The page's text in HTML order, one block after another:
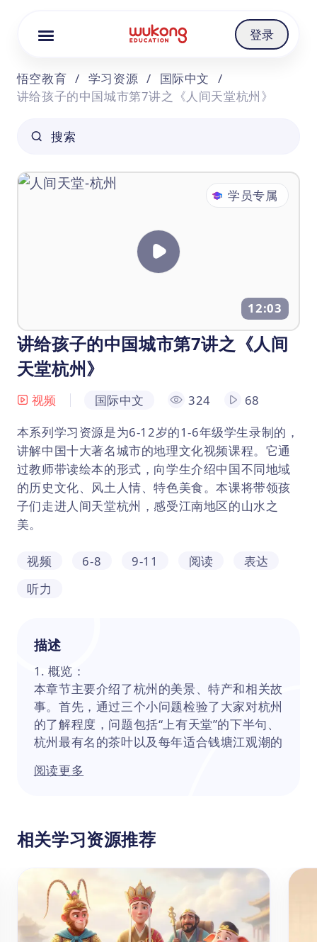
登录
悟空教育 / 学习资源 / 国际中文
/
讲给孩子的中国城市第7讲之《人间天堂杭州》
搜索
讲给孩子的中国城市第7讲之《人间
天堂杭州》
视频 国际中文 324
68
本系列学习资源是为6-12岁的1-6年级学生录制的，
讲解中国十大著名城市的地理文化视频课程。它通
过教师带读绘本的形式，向学生介绍中国不同地域
的历史文化、风土人情、特色美食。本课将带领孩
子们走进人间天堂杭州，感受江南地区的山水之
美。
视频 6-8 9-11 阅读
表达
听力
学员专属
12:03
描述
1. 概览：
本章节主要介绍了杭州的美景、特产和相关故
事。首先，通过三个小问题检验了大家对杭州
的了解程度，问题包括“上有天堂”的下半句、
杭州最有名的茶叶以及每年适合钱塘江观潮的
《白蛇传》相关故事，还学习了五彩斑斓和炯
（1）与杭州有关的传说故事：西湖、雷锋
塔、白蛇传
（2）杭州的特产美食：龙井茶、龙井虾仁、
西湖醋鱼、东坡肉等
（3）杭州的自然景观：钱塘江大潮
（4）词汇学习：五彩斑斓、炯炯有神
阅读更多
相关学习资源推荐